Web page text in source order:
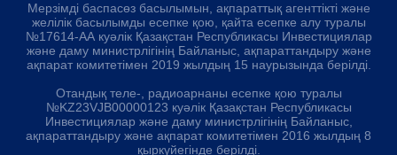
Мерзімді баспасөз басылымын, ақпараттық агенттікті және
желілік басылымды есепке қою, қайта есепке алу туралы
№17614-АА куәлік Қазақстан Республикасы Инвестициялар
және даму министрлігінің Байланыс, ақпараттандыру және
ақпарат комитетімен 2019 жылдың 15 наурызында берілді.
Отандық теле-, радиоарнаны есепке қою туралы
№KZ23VJB00000123 куәлік Қазақстан Республикасы
Инвестициялар және даму министрлігінің Байланыс,
ақпараттандыру және ақпарат комитетімен 2016 жылдың 8
қыркүйегінде берілді.